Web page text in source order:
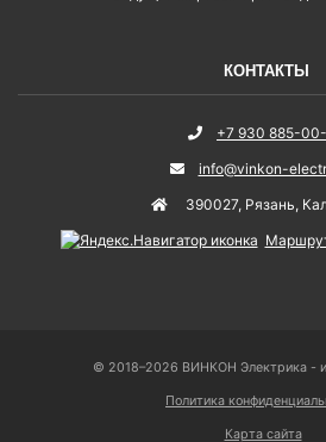
КОНТАКТЫ
+7 930 885-
info@vinkon-
390027, Рязань,
© 2018–2026 ВИНКОН Электрика -
Политика
Карта сайта